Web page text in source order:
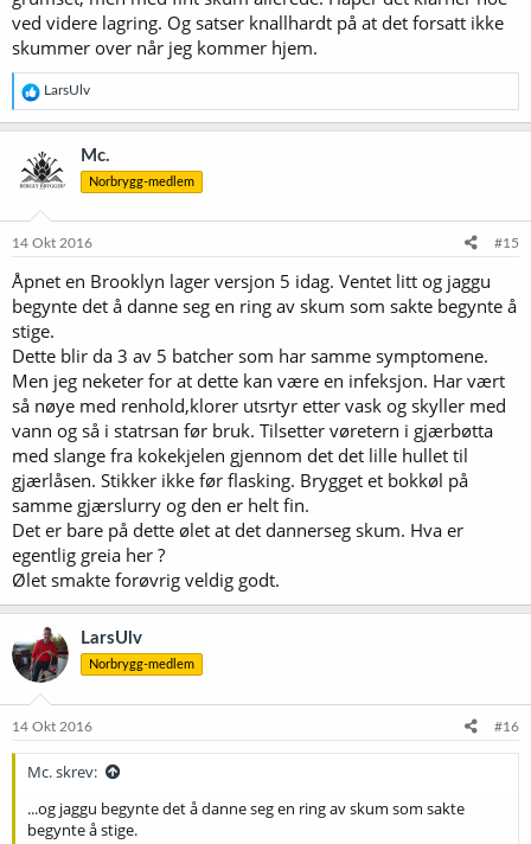
ved videre lagring. Og satser knallhardt på at det forsatt ikke
skummer over når jeg kommer hjem.
R
e
a
s
j
e
:
LarsUlv
Mc.
Norbrygg-medlem
14 Okt 2016 #15
Åpnet en Brooklyn lager versjon 5 idag. Ventet litt og jaggu
begynte det å danne seg en ring av skum som sakte begynte å
stige.
Dette blir da 3 av 5 batcher som har samme symptomene.
Men jeg neketer for at dette kan være en infeksjon. Har vært
så nøye med renhold,klorer utsrtyr etter vask og skyller med
vann og så i statrsan før bruk. Tilsetter vøretern i gjærbøtta
med slange fra kokekjelen gjennom det det lille hullet til
gjærlåsen. Stikker ikke før flasking. Brygget et bokkøl på
samme gjærslurry og den er helt fin.
Det er bare på dette ølet at det dannerseg skum. Hva er
egentlig greia her ?
Ølet smakte forøvrig veldig godt.
LarsUlv
Norbrygg-medlem
14 Okt 2016 #16
Mc. skrev:
...og jaggu begynte det å danne seg en ring av skum som sakte
begynte å stige.